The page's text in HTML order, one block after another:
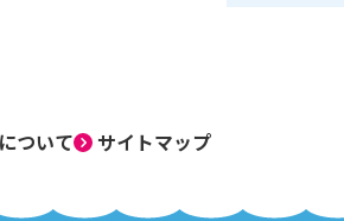
ついて サイトマップ